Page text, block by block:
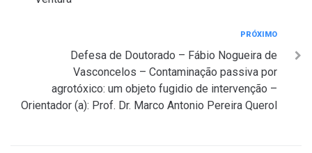
PRÓXIMO
Defesa de Doutorado – Fábio Nogueira de
Vasconcelos – Contaminação passiva por
agrotóxico: um objeto fugidio de intervenção –
Orientador (a): Prof. Dr. Marco Antonio Pereira Querol